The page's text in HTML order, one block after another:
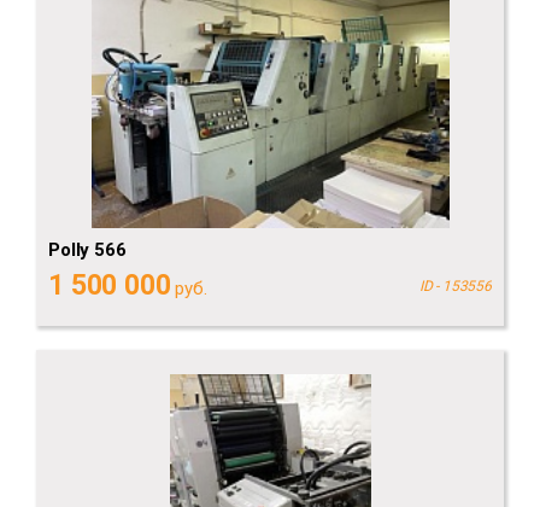
Polly 566
1 500 000 руб. ID - 153556